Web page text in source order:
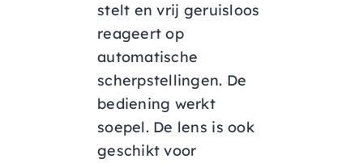
stelt en vrij geruisloos
reageert op
automatische
scherpstellingen. De
bediening werkt
soepel. De lens is ook
geschikt voor